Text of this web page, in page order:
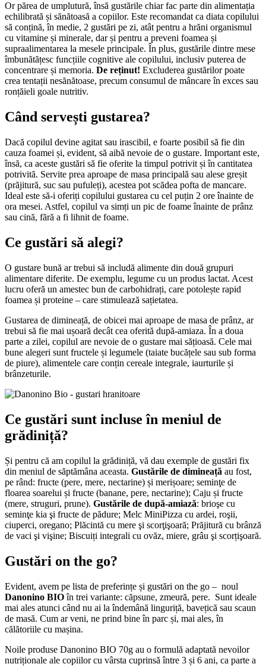
Or părea de umplutură, însă gustările chiar fac parte din alimentația
echilibrată și sănătoasă a copiilor. Este recomandat ca diata copilului
să conțină, în medie, 2 gustări pe zi, atât pentru a hrăni organismul
cu vitamine și minerale, dar și pentru a preveni foamea și
supraalimentarea la mesele principale. În plus, gustările dintre mese
îmbunătățesc funcțiile cognitive ale copilului, inclusiv puterea de
concentrare și memoria. De reținut! Excluderea gustărilor poate
crea tentații nesănătoase, precum consumul de mâncare în exces sau
ronțăieli goale nutritiv.
Când servești gustarea?
Dacă copilul devine agitat sau irascibil, e foarte posibil să fie din
cauza foamei și, evident, să aibă nevoie de o gustare. Important este,
însă, ca aceste gustări să fie oferite la timpul potrivit și în cantitatea
potrivită. Servite prea aproape de masa principală sau alese greșit
(prăjitură, suc sau pufuleți), acestea pot scădea pofta de mancare.
Ideal este să-i oferiți copilului gustarea cu cel puțin 2 ore înainte de
ora mesei. Astfel, copilul va simți un pic de foame înainte de prânz
sau cină, fără a fi lihnit de foame.
Ce gustări să alegi?
O gustare bună ar trebui să includă alimente din două grupuri
alimentare diferite. De exemplu, legume cu un produs lactat. Acest
lucru oferă un amestec bun de carbohidrați, care potolește rapid
foamea și proteine ​​– care stimulează sațietatea.
Gustarea de dimineață, de obicei mai aproape de masa de prânz, ar
trebui să fie mai ușoară decât cea oferită după-amiaza. În a doua
parte a zilei, copilul are nevoie de o gustare mai sățioasă. Cele mai
bune alegeri sunt fructele și legumele (taiate bucățele sau sub forma
de piure), alimentele care conțin cereale integrale, iaurturile și
brânzeturile.
Ce gustări sunt incluse în meniul de
grădiniță?
Și pentru că am copilul la grădiniță, vă dau exemple de gustări fix
din meniul de săptămâna aceasta. Gustările de dimineață au fost,
pe rând: fructe (pere, mere, nectarine) și merișoare; seminţe de
floarea soarelui și fructe (banane, pere, nectarine); Caju și fructe
(mere, struguri, prune). Gustările de după-amiază: brioşe cu
seminţe kia şi fructe de pădure; Melc MiniPizza cu ardei, roşii,
ciuperci, oregano; Plăcintă cu mere şi scorţişoară; Prăjitură cu brânză
de vaci şi vişine; Biscuiți integrali cu ovăz, miere, grâu şi scorțişoară.
Gustări on the go?
Evident, avem pe lista de preferințe și gustări on the go – noul
Danonino BIOîn trei variante: căpsune, zmeură, pere. Sunt ideale
mai ales atunci când nu ai la îndemână linguriță, bavețică sau scaun
de masă. Cum ar veni, ne prind bine în parc și, mai ales, în
călătoriile cu mașina.
Noile produse Danonino BIO 70g au o formulă adaptată nevoilor
nutriționale ale copiilor cu vârsta cuprinsă între 3 și 6 ani, ca parte a